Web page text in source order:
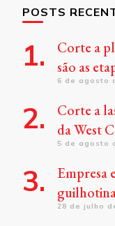
POSTS
Corte a
são as
6 de agosto
Corte a
da West
5 de agosto
Empresa
28 de julho